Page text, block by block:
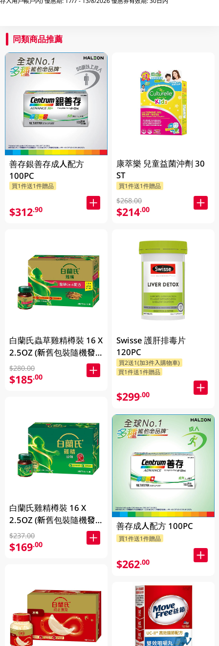
同類商品推薦
善存銀善存成人配方
100PC
買1件送1件贈品
$312.90
白蘭氏蟲草雞精樽裝 16 X
2.5OZ (新舊包裝隨機發
放)
$280.00
$185.00
白蘭氏雞精樽裝 16 X
2.5OZ (新舊包裝隨機發
放)
$237.00
$169.00
康萃樂 兒童益菌沖劑 30
ST
買1件送1件贈品
$268.00
$214.00
Swisse 護肝排毒片
120PC
買2送1(加3件入購物車)
買1件送1件贈品
$299.00
善存成人配方 100PC
買1件送1件贈品
$262.00